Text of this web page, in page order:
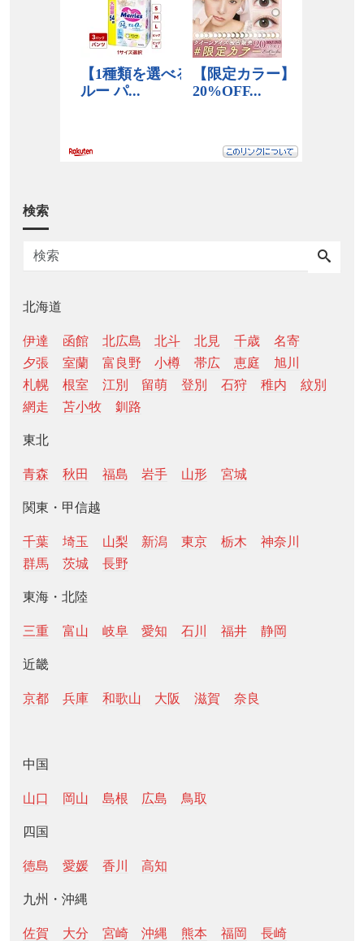
検索
北海道
伊達 函館 北広島 北斗 北見 千歳
名寄
夕張
室蘭 富良野 小樽 帯広 恵庭
旭川
札幌
根室 江別 留萌 登別 石狩 稚内
紋別
網走
苫小牧 釧路
東北
青森 秋田 福島 岩手 山形 宮城
関東・甲信越
千葉 埼玉 山梨 新潟 東京 栃木
神奈川
群馬
茨城 長野
東海・北陸
三重 富山 岐阜 愛知 石川 福井 静岡
近畿
京都 兵庫 和歌山 大阪 滋賀 奈良
中国
山口 岡山 島根 広島 鳥取
四国
徳島 愛媛 香川 高知
九州・沖縄
佐賀 大分 宮崎 沖縄 熊本 福岡
長崎